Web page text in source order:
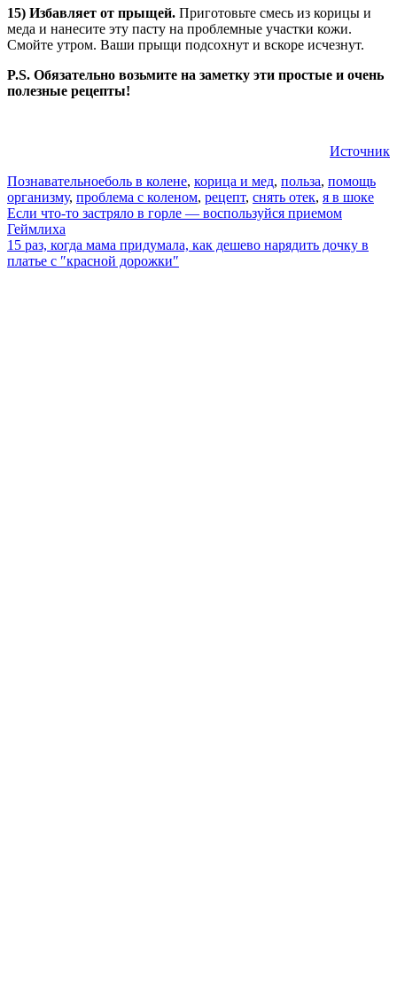
15) Избавляет от прыщей. Приготовьте смесь из корицы и
меда и нанесите эту пасту на проблемные участки кожи.
Смойте утром. Ваши прыщи подсохнут и вскоре исчезнут.
P.S. Обязательно возьмите на заметку эти простые и очень
полезные рецепты!
Источник
Познавательноеболь в колене, корица и мед, польза, помощь
организму, проблема с коленом, рецепт, снять отек, я в шоке
Навигация
по
записям
Если что-то застряло в горле — воспользуйся приемом
Геймлиха
15 раз, когда мама придумала, как дешево нарядить дочку в
платье с ″красной дорожки″